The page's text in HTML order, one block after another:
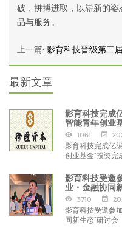
破，拼搏进取，以崭新的
品与服务。
上一篇: 影育科技晋级第二
最新文章
影育科技完成
智能青年创业
1061
影育科技完成亿
创业基金”投资完
影育科技受邀
业・金融协同
3710
影育科技受邀参
同新生态”研讨会